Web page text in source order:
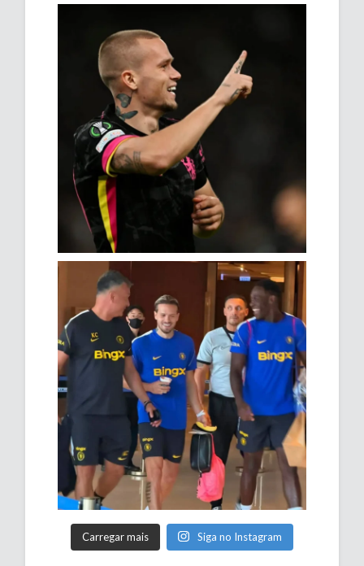
Carregar mais Siga no Instagram